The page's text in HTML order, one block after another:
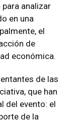
analizar
en una
el
de
económica.
de las
que han
del evento: el
de la